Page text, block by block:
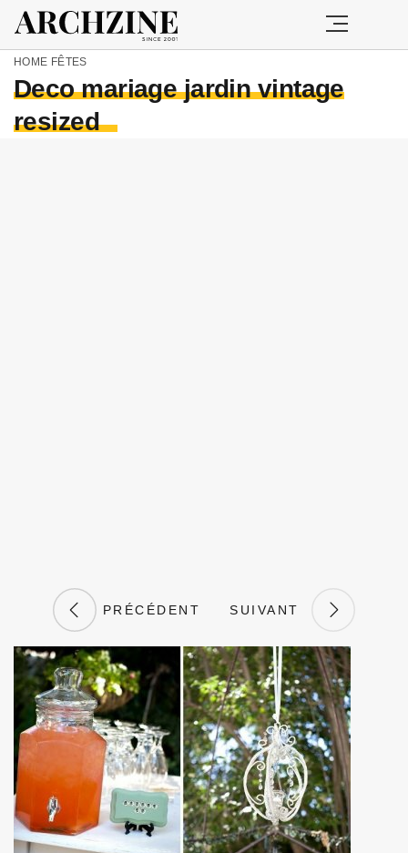
HOME FÊTES
Deco mariage jardin vintage
resized
PRÉCÉDENT SUIVANT